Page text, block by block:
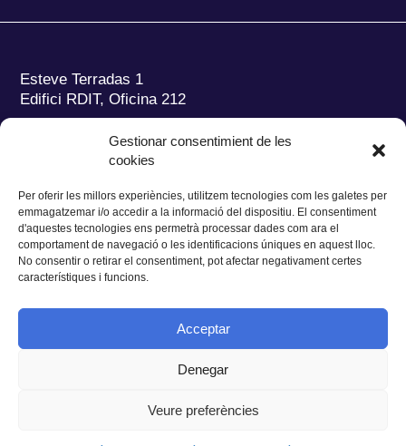
Gestionar consentimient de les
cookies
Per oferir les millors experiències, utilitzem tecnologies com les galetes per
emmagatzemar i/o accedir a la informació del dispositiu. El consentiment
d'aquestes tecnologies ens permetrà processar dades com ara el
comportament de navegació o les identificacions úniques en aquest lloc.
No consentir o retirar el consentiment, pot afectar negativament certes
característiques i funcions.
Acceptar
Denegar
Veure preferències
Esteve Terradas 1
Edifici RDIT, Oficina 212
Parc Mediterrani de la Tecnologia (PMT)
del Baix Llobregat – UPC
Tel.:+34 93 280 2088
Fax:+34 93 280 6395
E-mail:ieec@ieec.cat
CONTACTE
Privacitat Avís legal |Cookies
Ixole